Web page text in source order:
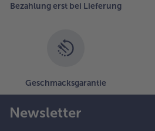
Bezahlung erst bei Lieferung
Geschmacksgarantie
Newsletter